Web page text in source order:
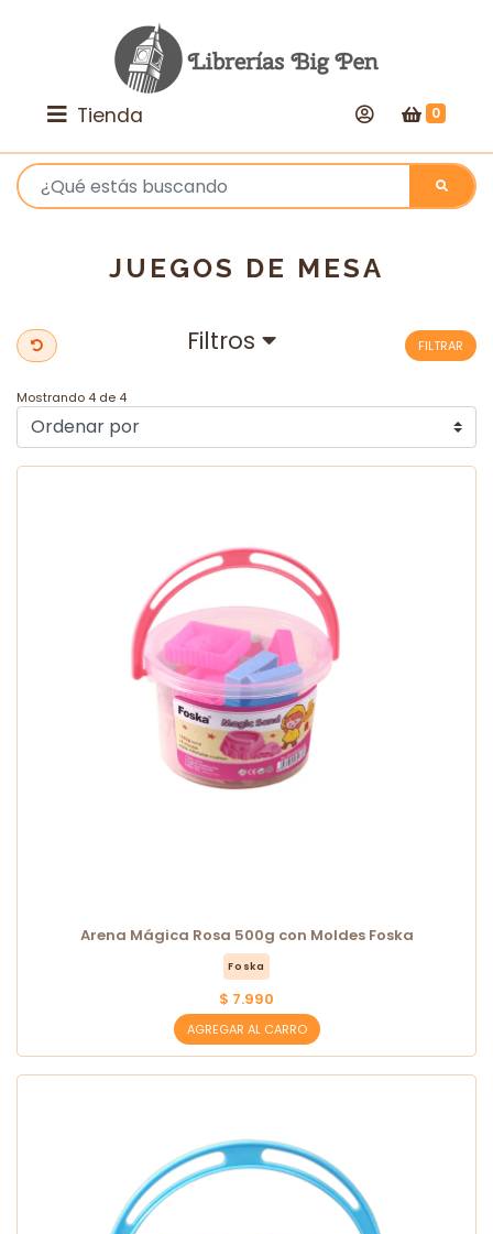
Tienda 0
JUEGOS DE MESA
Filtros FILTRAR
Mostrando 4 de 4
Arena Mágica Rosa 500g con Moldes Foska
Foska
$ 7.990
AGREGAR AL CARRO